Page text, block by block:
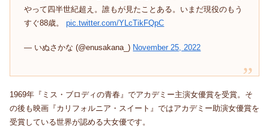
やって四半世紀超え。誰もが見たことある。いまだ現役のもう
すぐ88歳。pic.twitter.com/YLcTikFQpC
— いぬさかな (@enusakana_) November 25, 2022
1969年『ミス・ブロディの青春』でアカデミー主演女優賞を受賞。そ
の後も映画『カリフォルニア・スイート』ではアカデミー助演女優賞を
受賞している世界が認める大女優です。